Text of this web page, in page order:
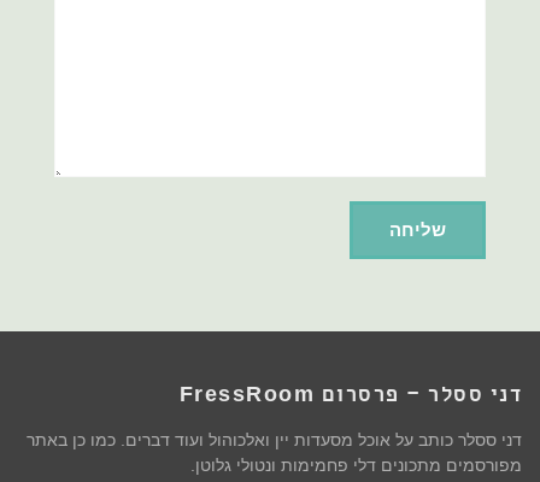
דני ססלר – פרסרום FressRoom
דני ססלר כותב על אוכל מסעדות יין ואלכוהול ועוד דברים. כמו כן באתר
מפורסמים מתכונים דלי פחמימות ונטולי גלוטן.